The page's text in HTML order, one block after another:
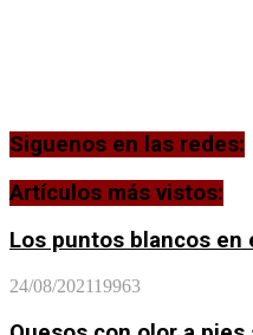
Siguenos en las redes:
Artículos más vistos:
Los puntos blancos en
24/08/202119963